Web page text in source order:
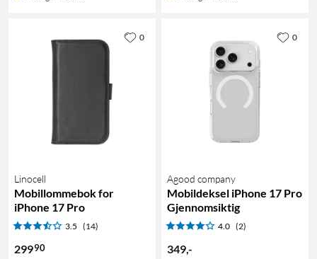
Linocell
Mobillommebok for
iPhone 17 Pro
3.5 (14)
29990
0
Agood company
Mobildeksel iPhone 17 Pro
Gjennomsiktig
4.0 (2)
349,-
0